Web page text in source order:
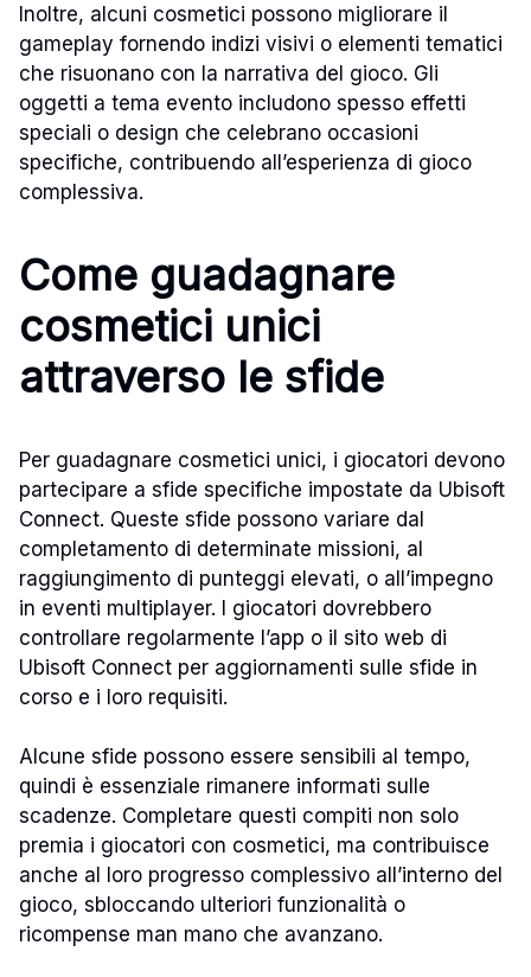
Inoltre, alcuni cosmetici possono migliorare il
gameplay fornendo indizi visivi o elementi tematici
che risuonano con la narrativa del gioco. Gli
oggetti a tema evento includono spesso effetti
speciali o design che celebrano occasioni
specifiche, contribuendo all’esperienza di gioco
complessiva.
Come guadagnare
cosmetici unici
attraverso le sfide
Per guadagnare cosmetici unici, i giocatori devono
partecipare a sfide specifiche impostate da Ubisoft
Connect. Queste sfide possono variare dal
completamento di determinate missioni, al
raggiungimento di punteggi elevati, o all’impegno
in eventi multiplayer. I giocatori dovrebbero
controllare regolarmente l’app o il sito web di
Ubisoft Connect per aggiornamenti sulle sfide in
corso e i loro requisiti.
Alcune sfide possono essere sensibili al tempo,
quindi è essenziale rimanere informati sulle
scadenze. Completare questi compiti non solo
premia i giocatori con cosmetici, ma contribuisce
anche al loro progresso complessivo all’interno del
gioco, sbloccando ulteriori funzionalità o
ricompense man mano che avanzano.